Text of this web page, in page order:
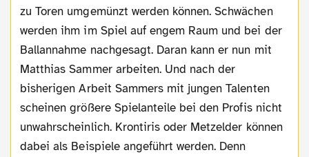
zu Toren umgemünzt werden können. Schwächen
werden ihm im Spiel auf engem Raum und bei der
Ballannahme nachgesagt. Daran kann er nun mit
Matthias Sammer arbeiten. Und nach der
bisherigen Arbeit Sammers mit jungen Talenten
scheinen größere Spielanteile bei den Profis nicht
unwahrscheinlich. Krontiris oder Metzelder können
dabei als Beispiele angeführt werden. Denn